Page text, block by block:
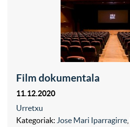
Film dokumentala
11.12.2020
Urretxu
Kategoriak: Jose Mari Iparragirre